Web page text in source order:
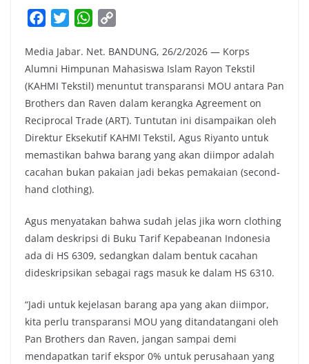
c
e
b
o
o
k
i
t
t
e
r
W
a
t
s
A
p
p
p
y
L
n
k
Media Jabar. Net. BANDUNG, 26/2/2026 — Korps
Alumni Himpunan Mahasiswa Islam Rayon Tekstil
(KAHMI Tekstil) menuntut transparansi MOU antara Pan
Brothers dan Raven dalam kerangka Agreement on
Reciprocal Trade (ART). Tuntutan ini disampaikan oleh
Direktur Eksekutif KAHMI Tekstil, Agus Riyanto untuk
memastikan bahwa barang yang akan diimpor adalah
cacahan bukan pakaian jadi bekas pemakaian (second-
hand clothing).
Agus menyatakan bahwa sudah jelas jika worn clothing
dalam deskripsi di Buku Tarif Kepabeanan Indonesia
ada di HS 6309, sedangkan dalam bentuk cacahan
dideskripsikan sebagai rags masuk ke dalam HS 6310.
“Jadi untuk kejelasan barang apa yang akan diimpor,
kita perlu transparansi MOU yang ditandatangani oleh
Pan Brothers dan Raven, jangan sampai demi
mendapatkan tarif ekspor 0% untuk perusahaan yang